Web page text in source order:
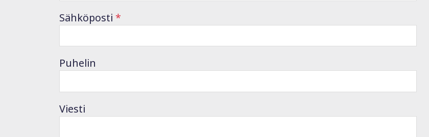
Sähköposti *
Puhelin
Viesti